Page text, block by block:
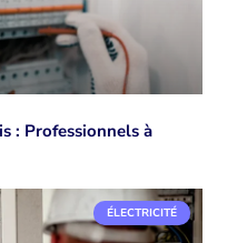
: Professionnels à
ÉLECTRICITÉ